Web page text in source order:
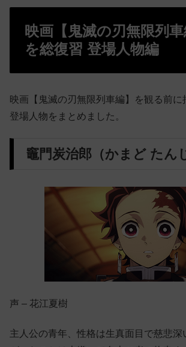
映画【鬼滅の刃無限列
を総復習 登場人物編
映画【鬼滅の刃無限列車編】を観る前に
登場人物をまとめました。
竈門炭治郎（かまど たん
声 – 花江夏樹
主人公の青年、性格は生真面目で慈悲深